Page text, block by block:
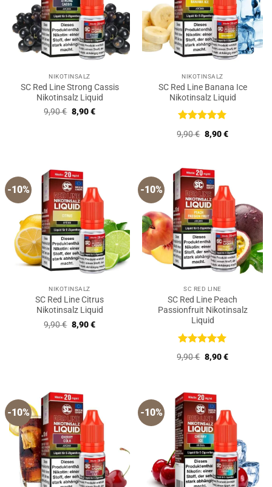
NIKOTINSALZ
SC Red Line Strong Cassis
Nikotinsalz Liquid
9,90€ Ursprünglicher
Preis
8,90€Aktueller
NIKOTINSALZ
SC Red Line Banana Ice
Nikotinsalz Liquid
Bewertet
mit 5 von
9,90€ Ursprünglicher
Preis
8,90€Aktueller
-10%
NIKOTINSALZ
SC Red Line Citrus
Nikotinsalz Liquid
9,90€ Ursprünglicher
Preis
8,90€Aktueller
-10%
SC RED LINE
SC Red Line Peach
Passionfruit Nikotinsalz
Liquid
Bewertet
mit 5 von
9,90€ Ursprünglicher
Preis
8,90€Aktueller
-10% -10%